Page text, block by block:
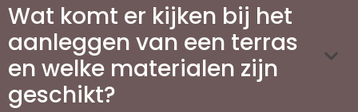
Wat komt er kijken bij het
aanleggen van een terras
en welke materialen zijn
geschikt?